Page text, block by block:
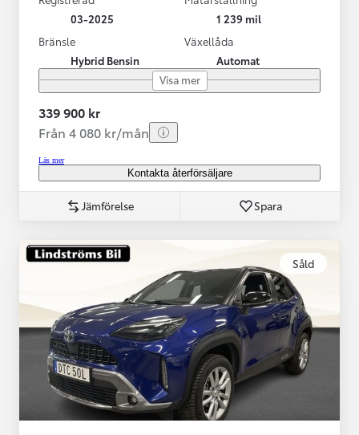
03-2025
1 239 mil
Bränsle
Hybrid Bensin
Växellåda
Automat
Visa mer
339 900 kr
Från 4 080 kr/mån
Läs mer
Kontakta återförsäljare
Jämförelse Spara
Såld